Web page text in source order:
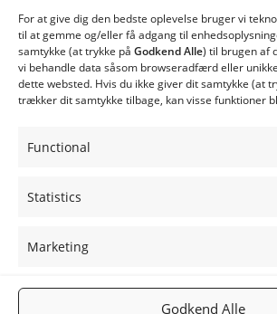
For at give dig den bedste oplevelse bruger vi
til at gemme og/eller få adgang til
samtykke (at trykke på Godkend Alle) til brugen af
vi behandle data såsom browseradfærd eller
dette websted. Hvis du ikke giver dit samtykke (at
trækker dit samtykke tilbage, kan visse funktioner
Functional
Statistics
Marketing
Godkend Alle
Siloer og snegle
Quatro Silo
Rotag Flisudmader
Rotag 2500 Flisudmader
Rotag 4500 Flisudmader
Facebook
Gå til